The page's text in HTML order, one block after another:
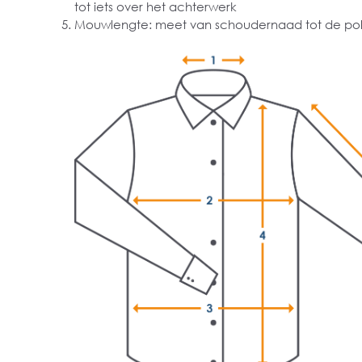
tot iets over het achterwerk
Mouwlengte: meet van schoudernaad tot de